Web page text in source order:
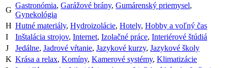
G
Gastronómia, Garážové brány, Gumárenský priemysel,
Gynekológia
H Hutné materiály, Hydroizolácie, Hotely, Hobby a voľný čas
I
Inštalácia strojov, Internet, Izolačné práce, Interiérové štúdiá
J
Jedálne, Jadrové vŕtanie, Jazykové kurzy, Jazykové školy
K Krása a relax, Komíny, Kamerové systémy, Klimatizácie